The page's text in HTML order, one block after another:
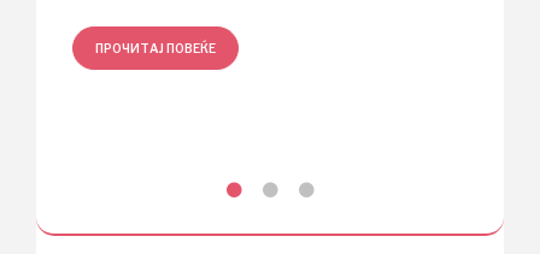
ПРОЧИТАЈ ПОВЕЌЕ